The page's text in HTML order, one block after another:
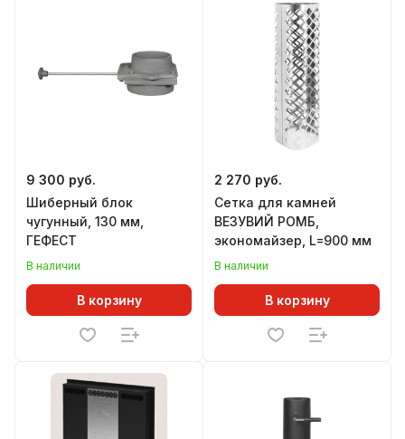
9 300 руб.
Шиберный блок
чугунный, 130 мм,
ГЕФЕСТ
В наличии
В корзину
2 270 руб.
Сетка для камней
ВЕЗУВИЙ РОМБ,
экономайзер, L=900 мм
В наличии
В корзину